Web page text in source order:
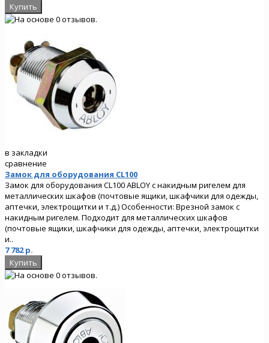
в закладки
сравнение
Замок для оборудования CL100
Замок для оборудования CL100 ABLOY с накидным ригелем для
металлических шкафов (почтовые ящики, шкафчики для одежды,
аптечки, электрощитки и т.д.) Особенности: Врезной замок с
накидным ригелем. Подходит для металлических шкафов
(почтовые ящики, шкафчики для одежды, аптечки, электрощитки
и..
7 782 р.